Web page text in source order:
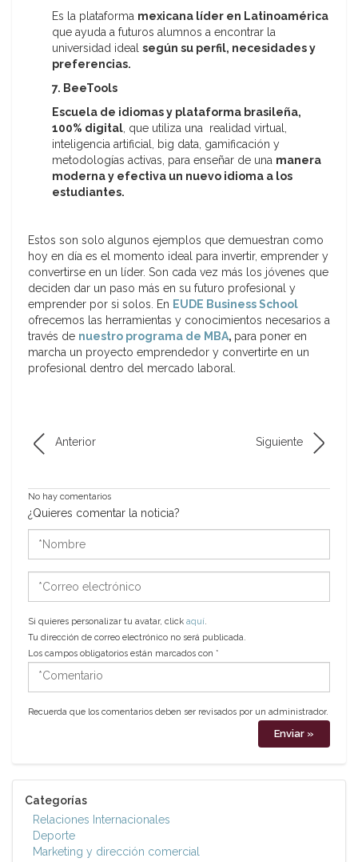
Es la plataforma mexicana líder en Latinoamérica
que ayuda a futuros alumnos a encontrar la
universidad ideal según su perfil, necesidades y
preferencias.
7. BeeTools
Escuela de idiomas y plataforma brasileña,
100% digital, que utiliza una realidad virtual,
inteligencia artificial, big data, gamificación y
metodologías activas, para enseñar de una manera
moderna y efectiva un nuevo idioma a los
estudiantes.
Estos son solo algunos ejemplos que demuestran como
hoy en día es el momento ideal para invertir, emprender y
convertirse en un líder. Son cada vez más los jóvenes que
deciden dar un paso más en su futuro profesional y
emprender por si solos. En EUDE Business School
ofrecemos las herramientas y conocimientos necesarios a
través de nuestro programa de MBA, para poner en
marcha un proyecto emprendedor y convertirte en un
profesional dentro del mercado laboral.
Anterior Siguiente
No hay comentarios
¿Quieres comentar la noticia?
*Nombre
*Correo
electrónico
Si quieres personalizar tu avatar, click aquí.
Tu dirección de correo electrónico no será publicada.
Los campos obligatorios están marcados con *
*Comentario
Recuerda que los comentarios deben ser revisados por un administrador.
Categorías
Relaciones Internacionales
Deporte
Marketing y dirección comercial